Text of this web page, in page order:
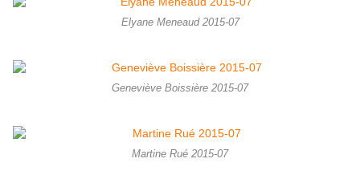
Elyane Meneaud 2015-07
Geneviève Boissière 2015-07
Martine Rué 2015-07